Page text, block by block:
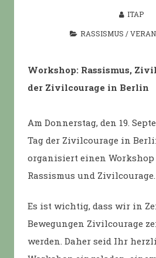
ITAP
RASSISMUS /
Workshop: Rassismus,
der Zivilcourage in Berlin
Am Donnerstag, den 19.
Tag der Zivilcourage in
organisiert einen Workshop
Rassismus und Zivilcourage.
Es ist wichtig, dass wir in
Bewegungen Zivilcourage
werden. Daher seid Ihr